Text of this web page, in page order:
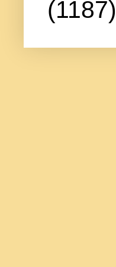
(1187)